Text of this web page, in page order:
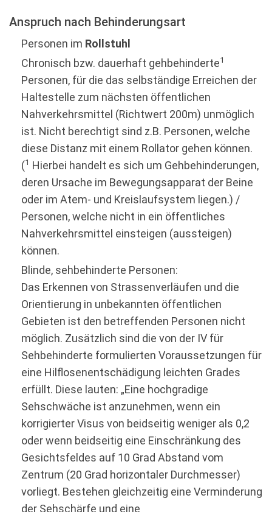
Anspruch nach Behinderungsart
Personen im Rollstuhl
Chronisch bzw. dauerhaft gehbehinderte1
Personen, für die das selbständige Erreichen der
Haltestelle zum nächsten öffentlichen
Nahverkehrsmittel (Richtwert 200m) unmöglich
ist. Nicht berechtigt sind z.B. Personen, welche
diese Distanz mit einem Rollator gehen können.
(1 Hierbei handelt es sich um Gehbehinderungen,
deren Ursache im Bewegungsapparat der Beine
oder im Atem- und Kreislaufsystem liegen.) /
Personen, welche nicht in ein öffentliches
Nahverkehrsmittel einsteigen (aussteigen)
können.
Blinde, sehbehinderte Personen:
Das Erkennen von Strassenverläufen und die
Orientierung in unbekannten öffentlichen
Gebieten ist den betreffenden Personen nicht
möglich. Zusätzlich sind die von der IV für
Sehbehinderte formulierten Voraussetzungen für
eine Hilflosenentschädigung leichten Grades
erfüllt. Diese lauten: „Eine hochgradige
Sehschwäche ist anzunehmen, wenn ein
korrigierter Visus von beidseitig weniger als 0,2
oder wenn beidseitig eine Einschränkung des
Gesichtsfeldes auf 10 Grad Abstand vom
Zentrum (20 Grad horizontaler Durchmesser)
vorliegt. Bestehen gleichzeitig eine Verminderung
der Sehschärfe und eine